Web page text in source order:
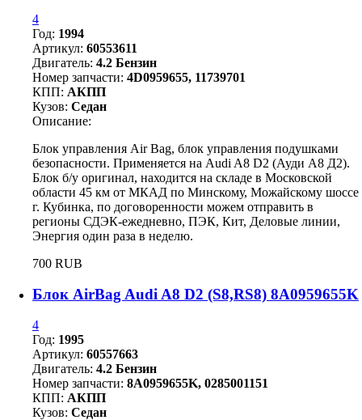
4
Год: 1994
Артикул: 60553611
Двигатель: 4.2 Бензин
Номер запчасти: 4D0959655, 11739701
КПП: АКПП
Кузов: Седан
Описание:
Блок управления Air Bag, блок управления подушками
безопасности. Применяется на Audi A8 D2 (Ауди А8 Д2).
Блок б/у оригинал, находится на складе в Московской
области 45 км от МКАД по Минскому, Можайскому шоссе
г. Кубинка, по договоренности можем отправить в
регионы СДЭК-ежедневно, ПЭК, Кит, Деловые линии,
Энергия один раза в неделю.
700 RUB
Блок AirBag Audi A8 D2 (S8,RS8) 8A0959655K
4
Год: 1995
Артикул: 60557663
Двигатель: 4.2 Бензин
Номер запчасти: 8A0959655K, 0285001151
КПП: АКПП
Кузов: Седан